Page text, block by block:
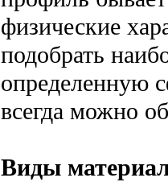
физические
подобрать
определенную
всегда можно
Виды